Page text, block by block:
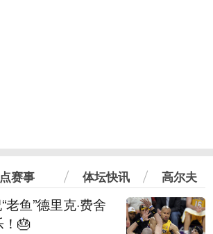
赛事 体坛快讯 高尔夫
鱼”德里克·费舍
！🎂